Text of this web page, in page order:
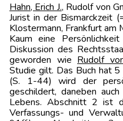
Hahn, Erich J., Rudolf von
Jurist in der Bismarckzeit
Klostermann, Frankfurt am
Kaum eine
Diskussion des
geworden wie Rudolf
Studie gilt. Das Buch hat
(S. 1-44) wird der
geschildert, daneben
Lebens. Abschnitt 2 ist
Verfassungs- und